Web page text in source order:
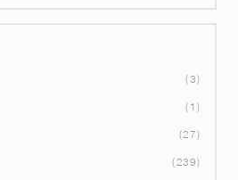
3
1
27
239